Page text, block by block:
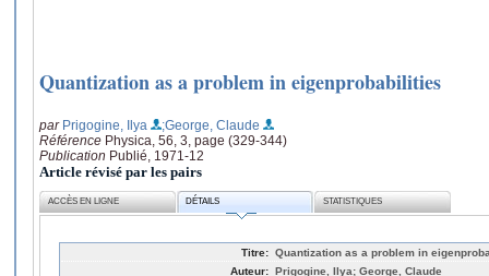
Quantization as a problem in eigenprobabilities
par Prigogine, Ilya
;George, Claude
Référence Physica, 56, 3, page (329-344)
Publication Publié, 1971-12
Article révisé par les pairs
ACCÈS EN LIGNE DÉTAILS STATISTIQUES
Titre: Quantization as a problem in
Auteur: Prigogine, Ilya; George, Claude